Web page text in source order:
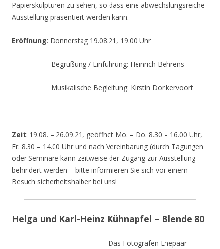
Papierskulpturen zu sehen, so dass eine abwechslungsreiche
Ausstellung präsentiert werden kann.
Eröffnung: Donnerstag 19.08.21, 19.00 Uhr
Begrüßung / Einführung: Heinrich Behrens
Musikalische Begleitung: Kirstin Donkervoort
Zeit: 19.08. – 26.09.21, geöffnet Mo. – Do. 8.30 – 16.00 Uhr,
Fr. 8.30 – 14.00 Uhr und nach Vereinbarung (durch Tagungen
oder Seminare kann zeitweise der Zugang zur Ausstellung
behindert werden – bitte informieren Sie sich vor einem
Besuch sicherheitshalber bei uns!
Helga und Karl-Heinz Kühnapfel – Blende 80
Das Fotografen Ehepaar